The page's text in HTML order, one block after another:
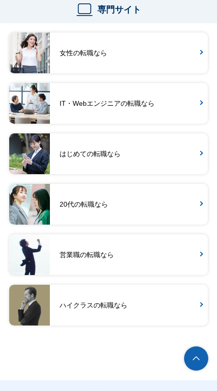
専門サイト
女性の転職なら
IT・Webエンジニアの転職なら
はじめての転職なら
20代の転職なら
営業職の転職なら
ハイクラスの転職なら